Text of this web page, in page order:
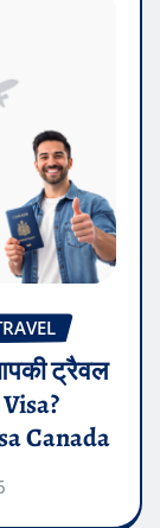
ट्रैवल
Canada